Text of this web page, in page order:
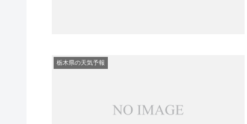
栃木県の天気予報